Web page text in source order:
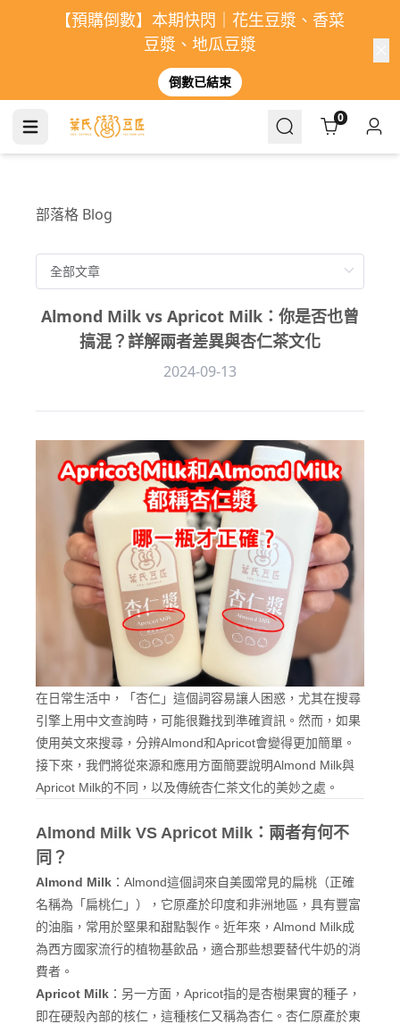
【預購倒數】本期快閃｜花生豆漿、香菜
豆漿、地瓜豆漿
倒數已結束
Cart0
部落格 Blog
Almond Milk vs Apricot Milk：你是否也曾
搞混？詳解兩者差異與杏仁茶文化
2024-09-13
在日常生活中，「杏仁」這個詞容易讓人困惑，尤其在搜尋
引擎上用中文查詢時，可能很難找到準確資訊。然而，如果
使用英文來搜尋，分辨Almond和Apricot會變得更加簡單。
接下來，我們將從來源和應用方面簡要說明Almond Milk與
Apricot Milk的不同，以及傳統杏仁茶文化的美妙之處。
Almond Milk VS Apricot Milk：兩者有何不
同？
Almond Milk ：Almond這個詞來自美國常見的扁桃（正確
名稱為「扁桃仁」），它原產於印度和非洲地區，具有豐富
的油脂，常用於堅果和甜點製作。近年來，Almond Milk成
為西方國家流行的植物基飲品，適合那些想要替代牛奶的消
費者。
Apricot Milk ：另一方面，Apricot指的是杏樹果實的種子，
即在硬殼內部的核仁，這種核仁又稱為杏仁。杏仁原產於東